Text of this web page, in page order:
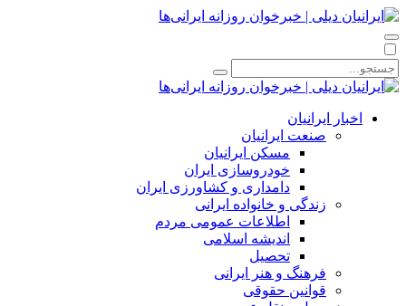
اخبار ایرانیان
صنعت ایرانیان
مسکن ایرانیان
خودروسازی ایران
دامداری و کشاورزی ایران
زندگی و خانواده ایرانی
اطلاعات عمومی مردم
اندیشه اسلامی
تحصیل
فرهنگ و هنر ایرانی
قوانین حقوقی